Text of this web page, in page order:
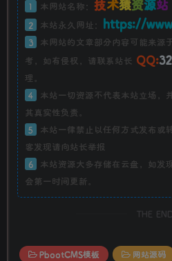
1 本网站名称： 技术猿资源站
2 本站永久网址： https://
3
本网站的文章部分内容可能来源
考，如有侵权，请联系站长 QQ:
理。
4
本站一切资源不代表本站立场，
其真实性负责。
5
本站一律禁止以任何方式发布或
客发现请向站长举报
6
本站资源大多存储在云盘，如发
会第一时间更新。
THE
PbootCMS模板
网站源码